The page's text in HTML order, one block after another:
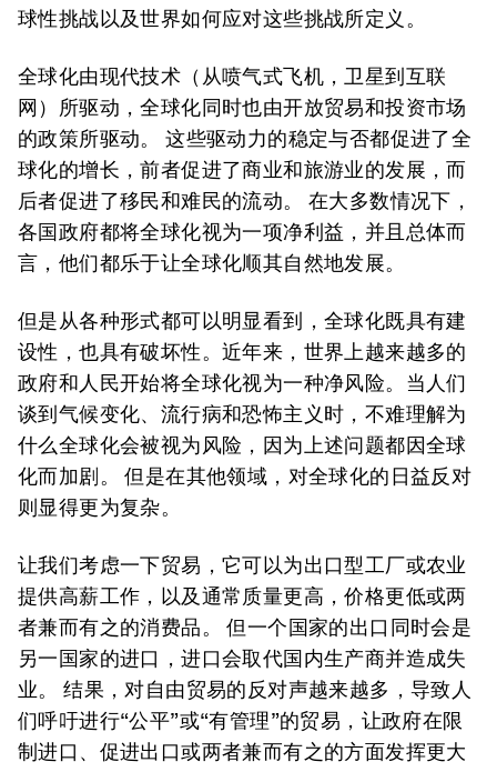
球性挑战以及世界如何应对这些挑战所定义。
全球化由现代技术（从喷气式飞机，卫星到互联
网）所驱动，全球化同时也由开放贸易和投资市场
的政策所驱动。 这些驱动力的稳定与否都促进了全
球化的增长，前者促进了商业和旅游业的发展，而
后者促进了移民和难民的流动。 在大多数情况下，
各国政府都将全球化视为一项净利益，并且总体而
言，他们都乐于让全球化顺其自然地发展。
但是从各种形式都可以明显看到，全球化既具有建
设性，也具有破坏性。近年来，世界上越来越多的
政府和人民开始将全球化视为一种净风险。当人们
谈到气候变化、流行病和恐怖主义时，不难理解为
什么全球化会被视为风险，因为上述问题都因全球
化而加剧。 但是在其他领域，对全球化的日益反对
则显得更为复杂。
让我们考虑一下贸易，它可以为出口型工厂或农业
提供高薪工作，以及通常质量更高，价格更低或两
者兼而有之的消费品。 但一个国家的出口同时会是
另一国家的进口，进口会取代国内生产商并造成失
业。 结果，对自由贸易的反对声越来越多，导致人
们呼吁进行“公平”或“有管理”的贸易，让政府在限
制进口、促进出口或两者兼而有之的方面发挥更大